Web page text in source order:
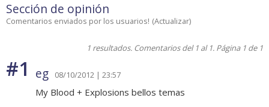
Sección de opinión
Comentarios enviados por los usuarios! (Actualizar)
1 resultados. Comentarios del 1 al 1. Página 1 de 1
#1 eg 08/10/2012 | 23:57
My Blood + Explosions bellos temas